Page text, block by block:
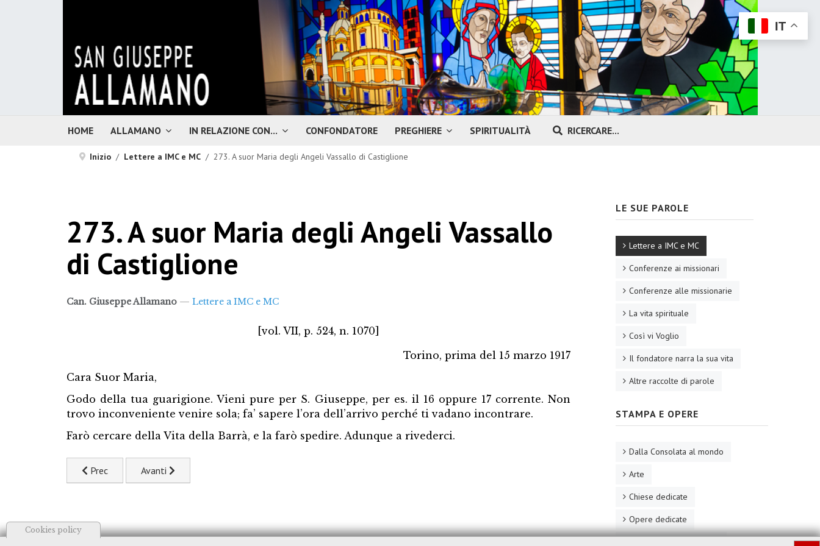
HOME ALLAMANO IN RELAZIONE CON... CONFONDATORE PREGHIERE SPIRITUALITÀ RICERCARE...
IT
Inizio Lettere a IMC e MC 273. A suor Maria degli Angeli Vassallo di Castiglione
273. A suor Maria degli Angeli Vassallo
di Castiglione
Can. Giuseppe Allamano Lettere a IMC e MC
[vol. VII, p. 524, n. 1070]
Torino, prima del 15 marzo 1917
Cara Suor Maria,
Godo della tua guarigione. Vieni pure per S. Giuseppe, per es. il 16 oppure 17 corrente. Non
trovo inconveniente venire sola; fa’ sapere l’ora dell’arrivo perché ti vadano incontrare.
Farò cercare della Vita della Barrà, e la farò spedire. Adunque a rivederci.
Articolo precedente: 272. Al padre Giovanni Chiomio
Prec Articolo successivo: 274. Al padre Giuseppe Maletto
Avanti
LE SUE PAROLE
Lettere a IMC e MC
Conferenze ai missionari
Conferenze alle missionarie
La vita spirituale
Così vi Voglio
Il fondatore narra la sua vita
Altre raccolte di parole
STAMPA E OPERE
Dalla Consolata al mondo
Arte
Chiese dedicate
Opere dedicate
Cookies policy